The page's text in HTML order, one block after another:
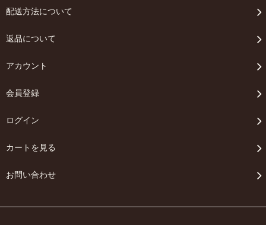
配送方法について
返品について
アカウント
会員登録
ログイン
カートを見る
お問い合わせ